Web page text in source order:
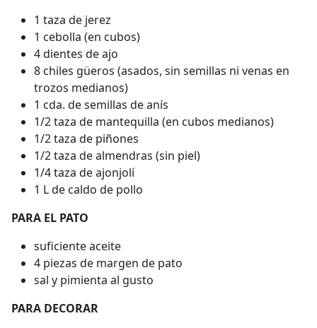
1 taza de jerez
1 cebolla (en cubos)
4 dientes de ajo
8 chiles güeros (asados, sin semillas ni venas en
trozos medianos)
1 cda. de semillas de anís
1/2 taza de mantequilla (en cubos medianos)
1/2 taza de piñones
1/2 taza de almendras (sin piel)
1/4 taza de ajonjolí
1 L de caldo de pollo
PARA EL PATO
suficiente aceite
4 piezas de margen de pato
sal y pimienta al gusto
PARA DECORAR